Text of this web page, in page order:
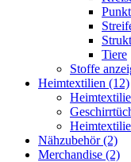
Tiere
Stoffe
Heimtextilien (12)
Nähzubehör (2)
Merchandise (2)